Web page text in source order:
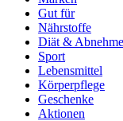
Gut für
Nährstoffe
Diät &
Sport
Lebensmittel
Körperpflege
Geschenke
Aktionen